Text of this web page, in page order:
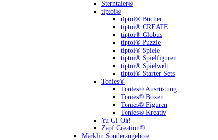
Sterntaler®
tiptoi®
tiptoi® Bücher
tiptoi® CREATE
tiptoi® Globus
tiptoi® Puzzle
tiptoi® Spiele
tiptoi® Spielfiguren
tiptoi® Spielwelt
tiptoi® Starter-Sets
Tonies®
Tonies® Ausrüstung
Tonies® Boxen
Tonies® Figuren
Tonies® Kreativ
Yu-Gi-Oh!
Zapf Creation®
Märklin Sonderangebote